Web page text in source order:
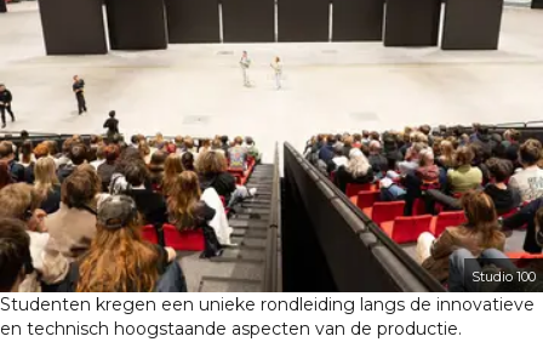
Studio 100
Studenten kregen een unieke rondleiding langs de innovatieve
en technisch hoogstaande aspecten van de productie.